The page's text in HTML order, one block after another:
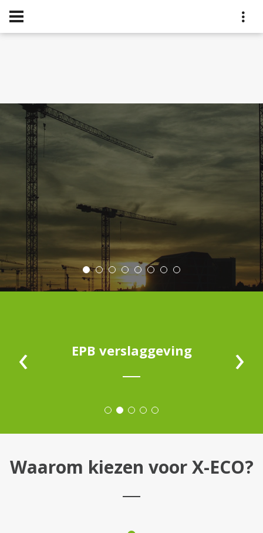
EPB verslaggeving
‹ ›
Waarom kiezen voor X-ECO?